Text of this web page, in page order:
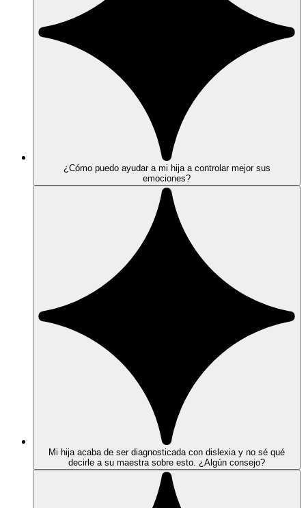
¿Cómo puedo ayudar a mi hija a controlar mejor sus
emociones?
Mi hija acaba de ser diagnosticada con dislexia y no sé qué
decirle a su maestra sobre esto. ¿Algún consejo?